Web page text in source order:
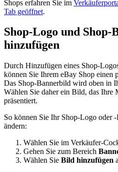
Shops erfahren Sie im
Tab geöffnet.
Shop-Logo und Shop-
hinzufügen
Durch Hinzufügen eines Shop-
können Sie Ihrem eBay Shop einen
Das Shop-Bannerbild wird oben in
Wählen Sie daher ein Bild, das Ihre
präsentiert.
So können Sie Ihr Shop-Logo oder
ändern:
Wählen Sie im Verkäufer-
Gehen Sie zum Bereich
Wählen Sie Bild hinzufügen